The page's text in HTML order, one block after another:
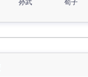
孙武 荀子